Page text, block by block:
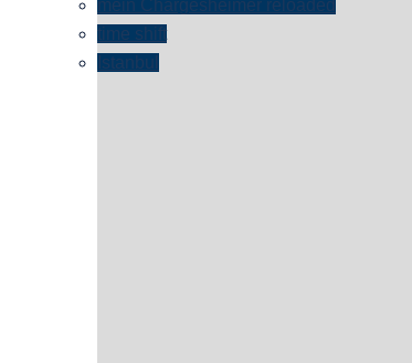
mein Chargesheimer reloaded
time shift
Istanbul